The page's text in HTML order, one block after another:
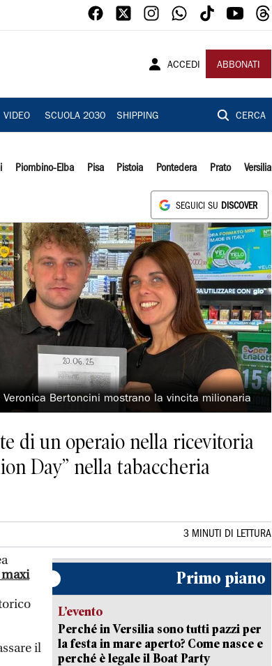
ACCEDI ABBONATI
VIDEO SCUOLA 2030 SHIPPING CERCA
Piombino-Elba Pisa Pistoia Pontedera Prato Versilia
SEGUICI SU DISCOVER
Veronica Bertoncini mostrano la vincita milionaria
di un operaio nella ricevitoria
Day” nella tabaccheria
3 MINUTI DI LETTURA
maxi
il
Primo piano
L’evento
Perché in Versilia sono tutti pazzi per
la festa in mare aperto? Come nasce e
perché è legale il Boat Party